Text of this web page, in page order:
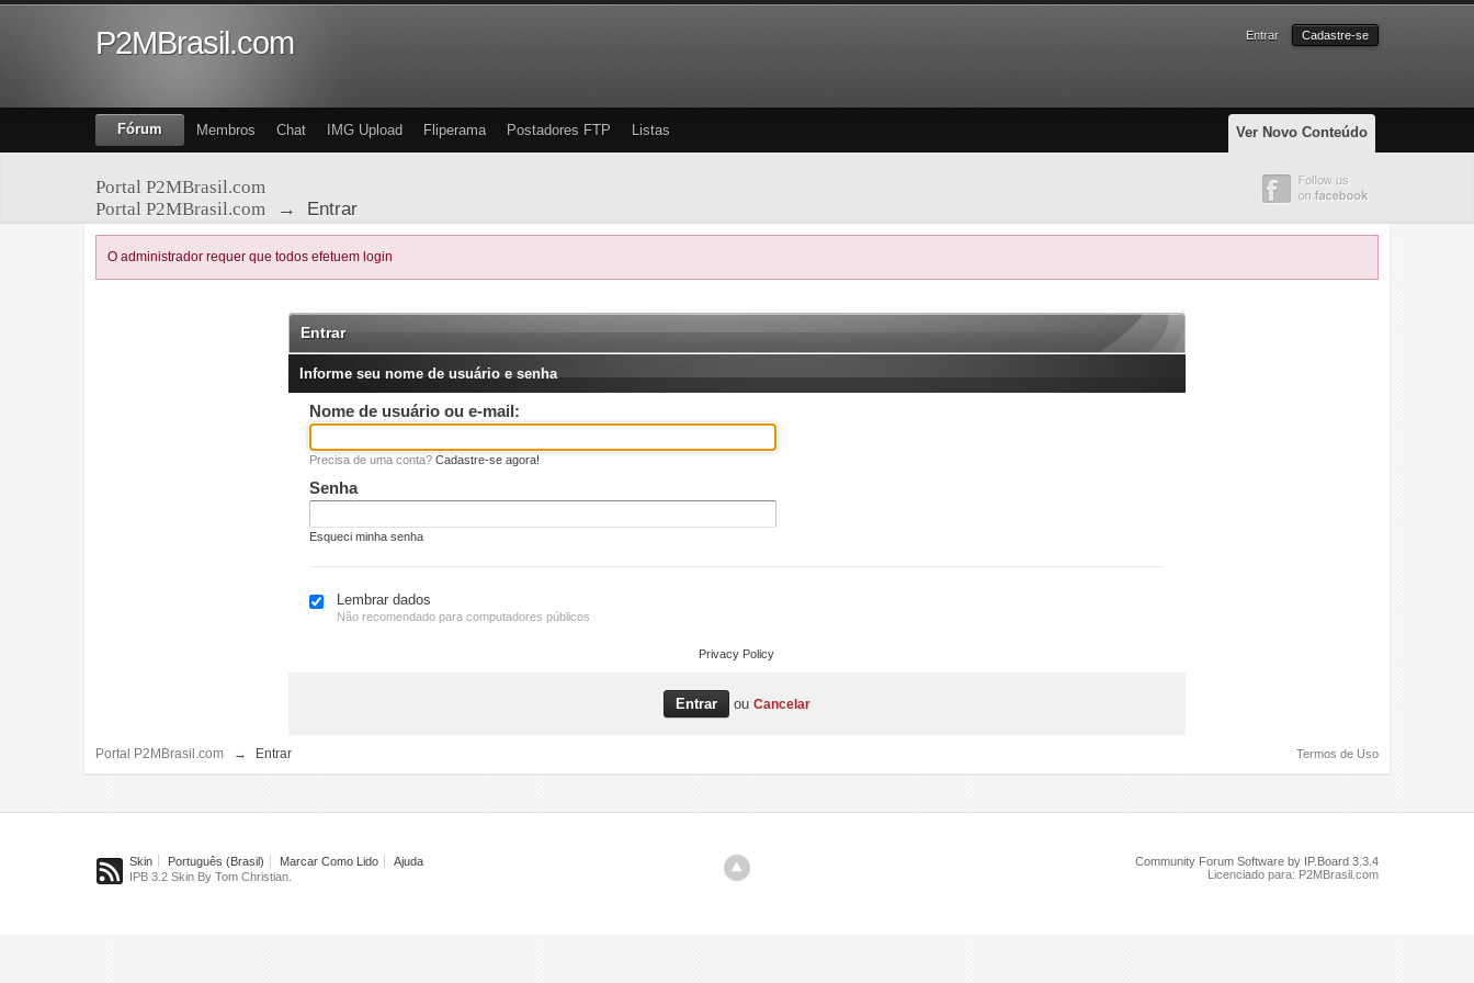
P2MBrasil.com Entrar Cadastre-se
Ver Novo Conteúdo
Fórum Membros Chat IMG Upload Fliperama Postadores FTP Listas
Portal P2MBrasil.com
Portal P2MBrasil.com
→ Entrar
O administrador requer que todos efetuem login
Entrar
Informe seu nome de usuário e senha
Nome de usuário ou e-mail:
Precisa de uma conta? Cadastre-se agora!
Senha
Esqueci minha senha
Lembrar dados
Não recomendado para computadores públicos
Privacy Policy
ou Cancelar
Portal P2MBrasil.com → Entrar Termos de Uso
Skin Português (Brasil) Marcar Como Lido
Ajuda
IPB 3.2 Skin By Tom Christian.
Community Forum Software by IP.Board 3.3.4
Licenciado para: P2MBrasil.com